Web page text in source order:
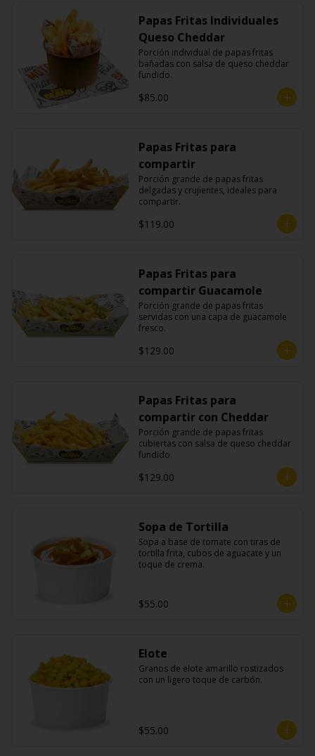
Papas Fritas Individuales
Queso Cheddar
Porción individual de papas fritas
bañadas con salsa de queso cheddar
fundido.
$85.00
Papas Fritas para
compartir
Porción grande de papas fritas
delgadas y crujientes, ideales para
compartir.
$119.00
Papas Fritas para
compartir Guacamole
Porción grande de papas fritas
servidas con una capa de guacamole
fresco.
$129.00
Papas Fritas para
compartir con Cheddar
Porción grande de papas fritas
cubiertas con salsa de queso cheddar
fundido.
$129.00
Sopa de Tortilla
Sopa a base de tomate con tiras de
tortilla frita, cubos de aguacate y un
toque de crema.
$55.00
Elote
Granos de elote amarillo rostizados
con un ligero toque de carbón.
$55.00